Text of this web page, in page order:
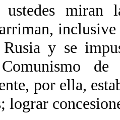
miran
inclusive
Rusia y se
por ella,
lograr